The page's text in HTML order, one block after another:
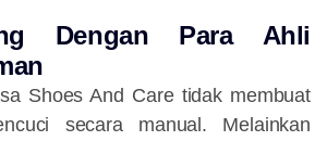
Dengan Para Ahli
Shoes And Care tidak membuat
secara manual. Melainkan